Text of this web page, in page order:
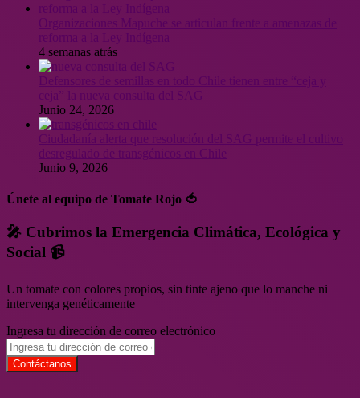
4 semanas atrás
Junio 24, 2026
Ciudadanía alerta que resolución del SAG permite el cultivo
desregulado de transgénicos en Chile
Junio 9, 2026
Únete al equipo de Tomate Rojo 🍅
🎤 Cubrimos la Emergencia Climática, Ecológica y
Social 📹
Un tomate con colores propios, sin tinte ajeno que lo manche ni
intervenga genéticamente
Ingresa tu dirección de correo electrónico